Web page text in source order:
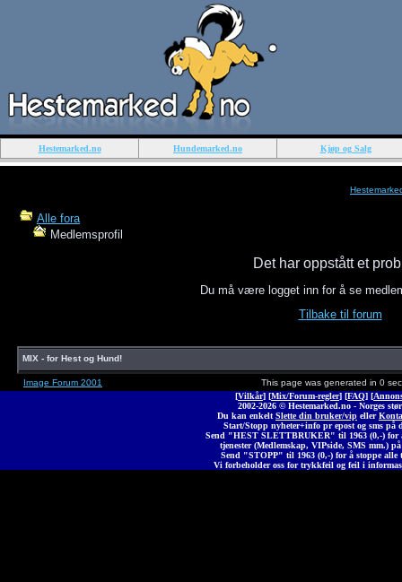
Hestemarked.no Hundemarked.no Kjøp og Salg
Alle fora
Medlemsprofil
Det har oppstått et
Du må være logget inn for å se
Tilbake til forum
MIX - for Hest og Hund!
Image Forum 2001
This page was generated in 0
[Vilkår] [Mix/Forum-regler] [FAQ] [
2002-2026 © Hestemarked.no - Norges
Du kan enkelt Slette din bruker/vip eller
Start/Stopp nyheter+info pr epost og sms på
Send "HEST SLETTBRUKER" til 1963 (0,-) for
tjenester (Medlemskap, VIPside, SMS mm.)
Send "STOPP" til 1963 (0,-) for å stoppe alle
Vi forbeholder oss for trykkfeil og feil i